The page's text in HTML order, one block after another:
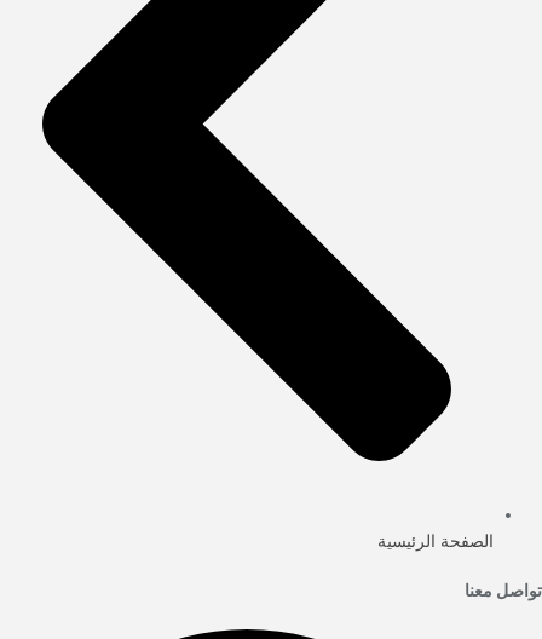
الصفحة الرئيسية
تواصل معنا